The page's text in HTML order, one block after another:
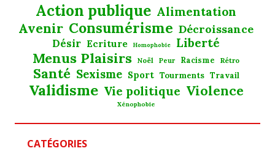
Action publique Alimentation
Avenir Consumérisme Décroissance
Désir Ecriture Homophobie Liberté
Menus Plaisirs Noël Peur Racisme Rétro
Santé Sexisme Sport Tourments Travail
Validisme Vie politique Violence
Xénophobie
CATÉGORIES